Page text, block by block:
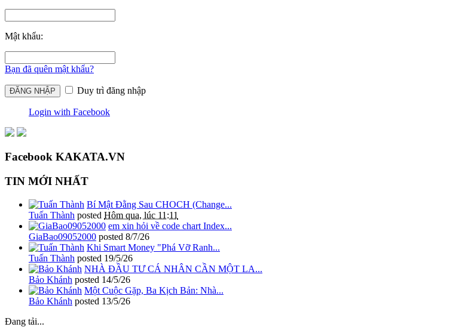
Mật khẩu:
Bạn đã quên mật khẩu?
Duy trì đăng nhập
Login with Facebook
Facebook KAKATA.VN
TIN MỚI NHẤT
Bí Mật Đằng Sau CHOCH (Change...
Tuấn Thành posted Hôm qua, lúc 11:11
em xin hỏi về code chart Index...
GiaBao09052000 posted 8/7/26
Khi Smart Money "Phá Vỡ Ranh...
Tuấn Thành posted 19/5/26
NHÀ ĐẦU TƯ CÁ NHÂN CẦN MỘT LA...
Bảo Khánh posted 14/5/26
Một Cuộc Gặp, Ba Kịch Bản: Nhà...
Bảo Khánh posted 13/5/26
Đang tải...